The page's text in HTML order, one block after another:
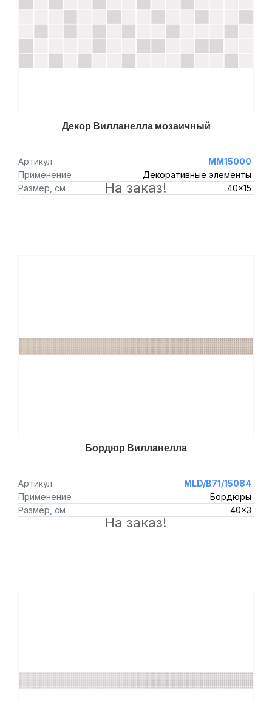
Декор Вилланелла мозаичный
Артикул
MM15000
Применение :
Декоративные элементы
Размер, см :
40x15
На заказ!
Бордюр Вилланелла
Артикул
MLD/B71/15084
Применение :
Бордюры
Размер, см :
40x3
На заказ!